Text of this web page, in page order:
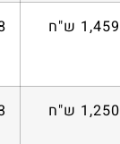
1,459 ש"ח
1,250 ש"ח